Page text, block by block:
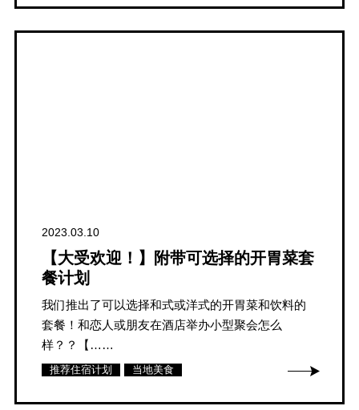
2023.03.10
【大受欢迎！】附带可选择的开胃菜套
餐计划
我们推出了可以选择和式或洋式的开胃菜和饮料的
套餐！和恋人或朋友在酒店举办小型聚会怎么
样？？【……
推荐住宿计划 当地美食